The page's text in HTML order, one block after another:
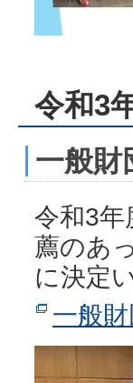
令和3
一般財
令和3年
薦のあ
に決定
一般